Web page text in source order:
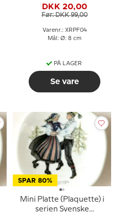
Gotland
DKK 20,00
Før: DKK 99,00
Varenr.: XRPF04
Mål: Ø: 8 cm
PÅ LAGER
Se vare
SPAR 80%
Mini Platte (Plaquette) i
serien Svenske